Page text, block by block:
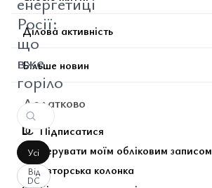
Росії:
що
вже
горіло
Усі
Від
DC
Ділова активність
Більше новин
Додатково
Підписатися
Керувати моїм обліковим записом
Авторська колонка